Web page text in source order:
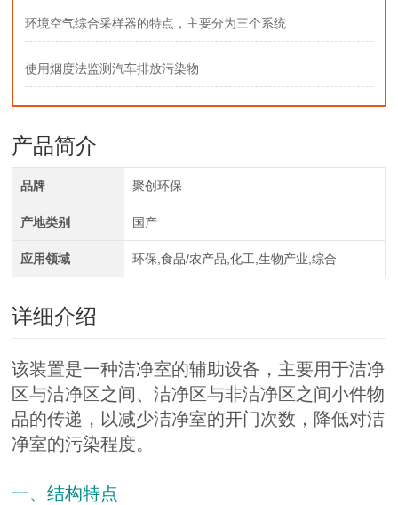
环境空气综合采样器的特点，主要分为三个系统
使用烟度法监测汽车排放污染物
产品简介
品牌 聚创环保
产地类别 国产
应用领域 环保,食品/农产品,化工,生物产业,综合
详细介绍
该装置是一种洁净室的辅助设备，主要用于洁净
区与洁净区之间、洁净区与非洁净区之间小件物
品的传递，以减少洁净室的开门次数，降低对洁
净室的污染程度。
一、结构特点